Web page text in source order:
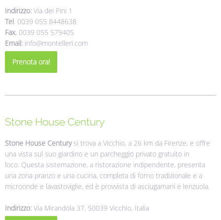
Indirizzo: Via dei Pini 1
Tel. 0039 055 8448638
Fax. 0039 055 579405
Email: info@montelleri.com
Prenota ora!
Stone House Century
Stone House Centurysi trova a Vicchio, a 26 km da Firenze, e offre
una vista sul suo giardino e un parcheggio privato gratuito in
loco. Questa sistemazione, a ristorazione indipendente, presenta
una zona pranzo e una cucina, completa di forno tradizionale e a
microonde e lavastoviglie, ed è provvista di asciugamani e lenzuola.
Indirizzo: Via Mirandola 37, 50039 Vicchio, Italia